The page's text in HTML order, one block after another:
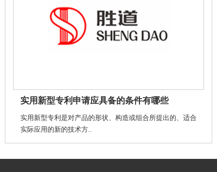
实用新型专利申请应具备的条件有哪些
实用新型专利是对产品的形状、构造或组合所提出的、适合
实际应用的新的技术方..